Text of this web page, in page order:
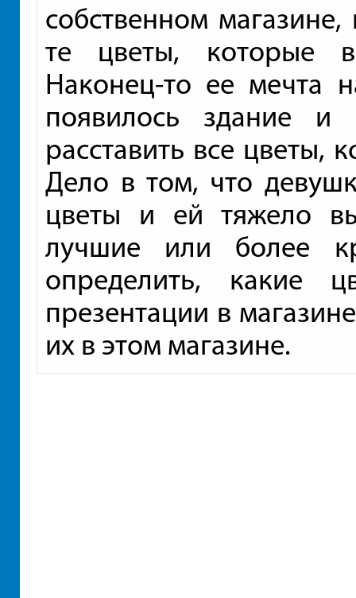
собственном
те цветы, которые
Наконец-то ее мечта
появилось здание
расставить все цветы,
Дело в том, что
цветы и ей тяжело
лучшие или более
определить, какие
презентации в
их в этом магазине.